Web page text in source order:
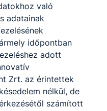
való
adatainak
időpontban
adott
Zrt. az érintettek
nélkül, de
számított